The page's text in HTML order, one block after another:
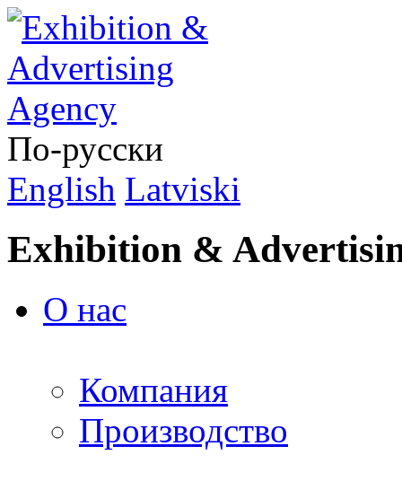
По-русски
English Latviski
Exhibition &
О нас
Компания
Производство